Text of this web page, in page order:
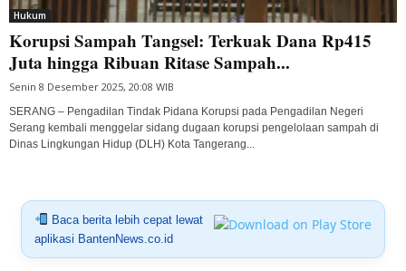
Hukum
Korupsi Sampah Tangsel: Terkuak Dana Rp415
Juta hingga Ribuan Ritase Sampah...
Senin 8 Desember 2025, 20:08 WIB
SERANG – Pengadilan Tindak Pidana Korupsi pada Pengadilan Negeri
Serang kembali menggelar sidang dugaan korupsi pengelolaan sampah di
Dinas Lingkungan Hidup (DLH) Kota Tangerang...
Baca berita lebih cepat lewat
aplikasi BantenNews.co.id